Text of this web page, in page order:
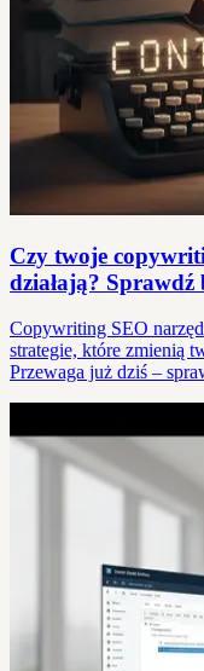
Czy twoje
działają?
Copywriting SEO
strategie, które zmienią
Przewaga już dziś –